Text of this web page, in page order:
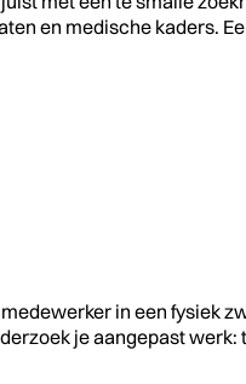
en medische kaders.
in een fysiek
je aangepast